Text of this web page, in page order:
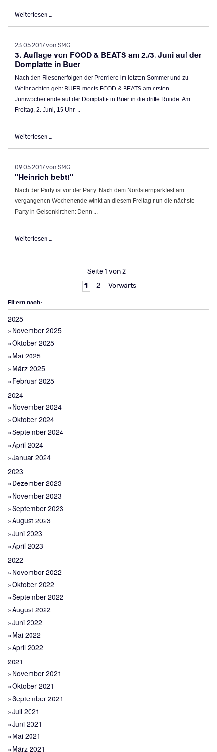
Weiterlesen …
23.05.2017von SMG
3. Auflage von FOOD & BEATS am 2./3. Juni auf der
Domplatte in Buer
Nach den Riesenerfolgen der Premiere im letzten Sommer und zu
Weihnachten geht BUER meets FOOD & BEATS am ersten
Juniwochenende auf der Domplatte in Buer in die dritte Runde. Am
Freitag, 2. Juni, 15 Uhr ...
Weiterlesen …
09.05.2017von SMG
"Heinrich bebt!"
Nach der Party ist vor der Party. Nach dem Nordsternparkfest am
vergangenen Wochenende winkt an diesem Freitag nun die nächste
Party in Gelsenkirchen: Denn ...
Weiterlesen …
Seite 1 von 2
1
2 Vorwärts
Filtern nach:
2025
November 2025
Oktober 2025
Mai 2025
März 2025
Februar 2025
2024
November 2024
Oktober 2024
September 2024
April 2024
Januar 2024
2023
Dezember 2023
November 2023
September 2023
August 2023
Juni 2023
April 2023
2022
November 2022
Oktober 2022
September 2022
August 2022
Juni 2022
Mai 2022
April 2022
2021
November 2021
Oktober 2021
September 2021
Juli 2021
Juni 2021
Mai 2021
März 2021